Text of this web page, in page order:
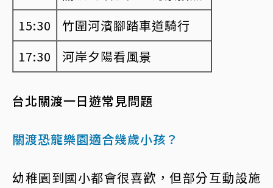
15:30
竹圍河濱腳踏車道騎行
17:30
河岸夕陽看風景
台北關渡一日遊常見問題
關渡恐龍樂園適合幾歲小孩？
幼稚園到國小都會很喜歡，但部分互動設施